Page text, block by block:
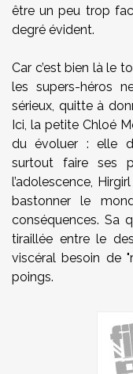
être un peu trop
degré évident.
Car c’est bien là le
les supers-héros
sérieux, quitte à
Ici, la petite Chloé
du évoluer : elle
surtout faire ses
l’adolescence,
bastonner le
conséquences. Sa
tiraillée entre le
viscéral besoin de
poings.